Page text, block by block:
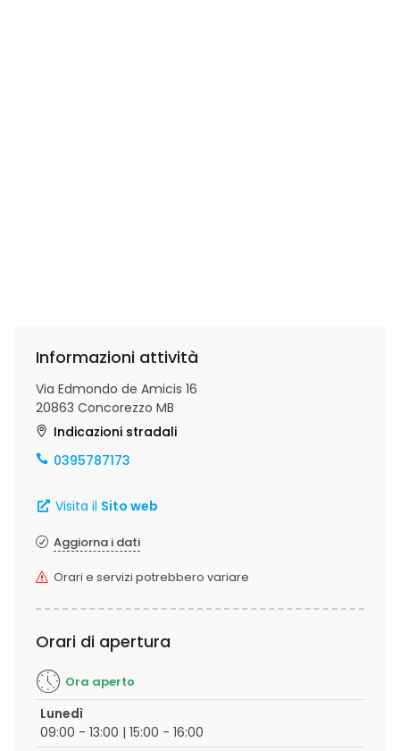
Informazioni attività
Via Edmondo de Amicis 16
20863 Concorezzo MB
Indicazioni stradali
0395787173
Visita il Sito web
Aggiorna i dati
Orari e servizi potrebbero variare
Orari di apertura
Ora aperto
Lunedì
09:00 - 13:00 | 15:00 - 16:00